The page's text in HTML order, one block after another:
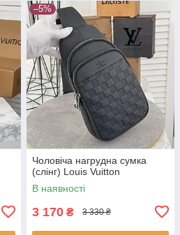
–5%
Чоловіча нагрудна сумка
(слінг) Louis Vuitton
В наявності
3 170 ₴ 3 330 ₴